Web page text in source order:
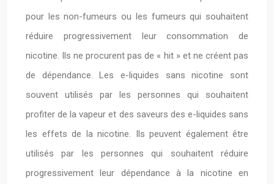
pour les non-fumeurs ou les fumeurs qui souhaitent
réduire progressivement leur consommation de
nicotine. Ils ne procurent pas de « hit » et ne créent pas
de dépendance. Les e-liquides sans nicotine sont
souvent utilisés par les personnes qui souhaitent
profiter de la vapeur et des saveurs des e-liquides sans
les effets de la nicotine. Ils peuvent également être
utilisés par les personnes qui souhaitent réduire
progressivement leur dépendance à la nicotine en